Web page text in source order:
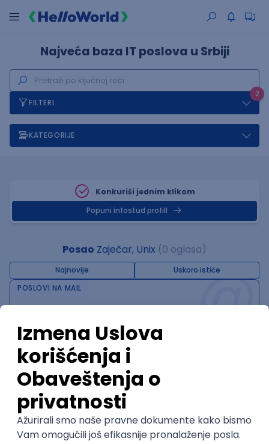
Najveća baza IT poslova u Srbiji
2
FILTERI
KATEGORIJE
Konkuriši jednim klikom
Popuni infostud profill
Posao Zaječar, Unix (0 oglasa)
Najnovije Uskoro ističe@
POSLOVI NA MAIL
POSLODAVAC
GRAD
SENIORITET
Najnoviji poslovi svakog dana u tvom
inboxu
Prijavi se